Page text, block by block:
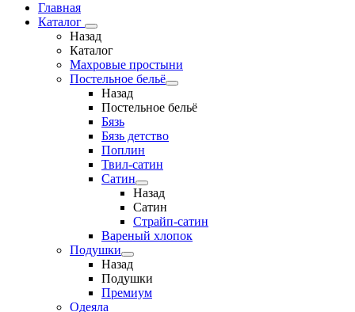
Главная
Каталог
Назад
Каталог
Махровые простыни
Постельное бельё
Назад
Постельное бельё
Бязь
Бязь детство
Поплин
Твил-сатин
Сатин
Назад
Сатин
Страйп-сатин
Вареный хлопок
Подушки
Назад
Подушки
Премиум
Одеяла